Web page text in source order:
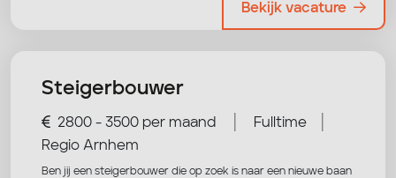
Bekijk vacature
Steigerbouwer
2800 - 3500 per maand Fulltime
Regio Arnhem
Ben jij een steigerbouwer die op zoek is naar een nieuwe baan